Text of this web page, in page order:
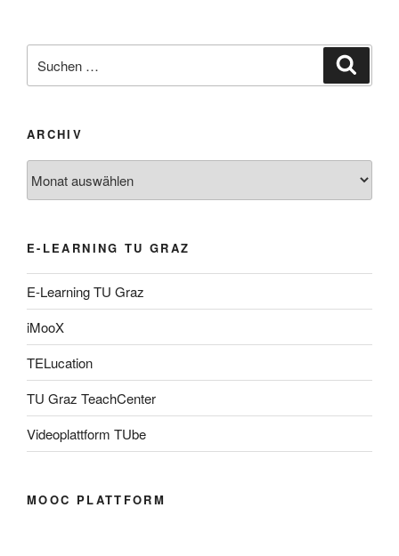
nach:
ARCHIV
E-LEARNING TU GRAZ
E-Learning TU Graz
iMooX
TELucation
TU Graz TeachCenter
Videoplattform TUbe
MOOC PLATTFORM